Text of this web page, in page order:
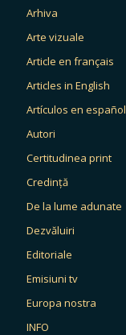
Arhiva
Arte vizuale
Article en français
Articles in English
Artículos en español
Autori
Certitudinea print
Credință
De la lume adunate
Dezvăluiri
Editoriale
Emisiuni tv
Europa nostra
INFO